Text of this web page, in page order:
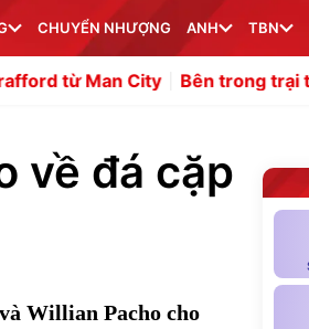
CHUYỂN NHƯỢNG ANH TBN
Bên trong trại tập huấn của
về đá cặp
Willian Pacho cho